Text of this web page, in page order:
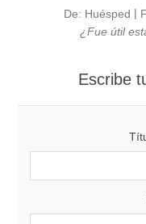
De: Huésped |
¿Fue útil
Escribe